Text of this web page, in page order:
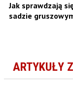
Jak sprawdzają
sadzie
ARTYKUŁY